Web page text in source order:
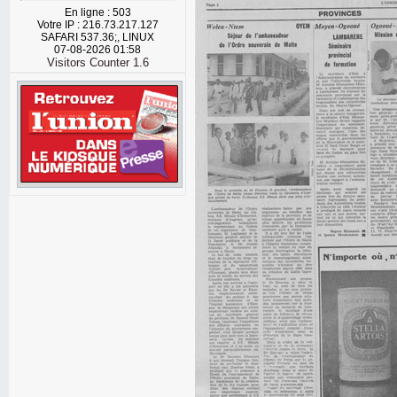
En ligne : 503
Votre IP : 216.73.217.127
SAFARI 537.36;, LINUX
07-08-2026 01:58
Visitors Counter 1.6